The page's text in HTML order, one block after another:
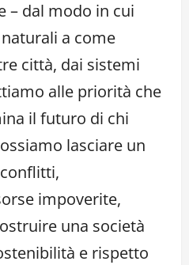
– dal modo in cui
a come
città, dai sistemi
alle priorità che
il futuro di chi
lasciare un
impoverite,
una società
e rispetto